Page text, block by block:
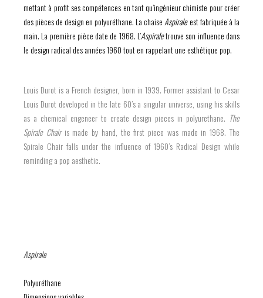
mettant à profit ses compétences en tant qu’ingénieur chimiste pour créer
des pièces de design en polyuréthane. La chaise Aspiraleest fabriquée à la
main. La première pièce date de 1968. L’Aspiraletrouve son influence dans
le design radical des années 1960 tout en rappelant une esthétique pop.
Louis Durot is a French designer, born in 1939. Former assistant to Cesar
Louis Durot developed in the late 60’s a singular universe, using his skills
as a chemical engeneer to create design pieces in polyurethane. The
Spirale Chairis made by hand, the first piece was made in 1968. The
Spirale Chair falls under the influence of 1960’s Radical Design while
reminding a pop aesthetic.
Aspirale
Polyuréthane